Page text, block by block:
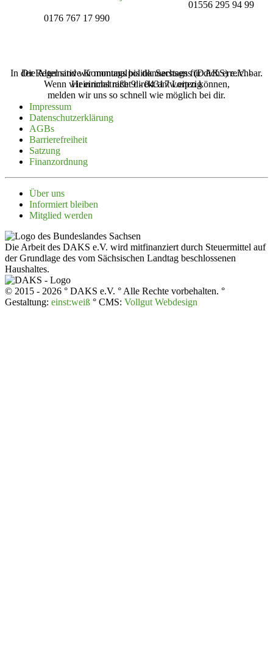
0176 767 17 990
01556 295 94 99
Die Alternative Kommunalpolitik Sachsens (‌DAKS‌) e.V. -
Heinrichstraße 9 - 04317 Leipzig
In der Regel sind wir montags bis donnerstags für dich erreichbar.
Wenn wir einmal nicht direkt antworten können,
melden wir uns so schnell wie möglich bei dir.
Impressum
Daten­schutz­er­klärung
AGBs
Barrie­re­freiheit
Satzung
Finanz­ordnung
Über uns
Infor­miert bleiben
Mitglied werden
Die Arbeit des DAKS e.V. wird mitfinanziert durch Steuermittel auf
der Grundlage des vom Sächsischen Landtag beschlossenen
Haushaltes.
© 2015 - 2026 ° DAKS e.V. ° Alle Rechte vorbehalten. °
Gestaltung: einst:weiß ° CMS: Vollgut Webdesign